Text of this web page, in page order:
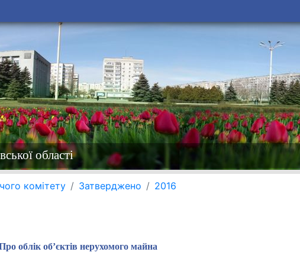
області
комітету Затверджено 2016
облік об’єктів нерухомого майна